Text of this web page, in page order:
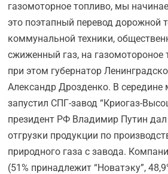
газомоторное топливо, мы
это поэтапный перевод дорожной
коммунальной техники,
сжиженный газ, на газомотороное
при этом губернатор
Александр Дрозденко. В середине
запустил СПГ-завод “Криогаз-
президент РФ Владимир Путин дал
отгрузки продукции по
природного газа с завода.
(51% принадлежит “Новатэку”,